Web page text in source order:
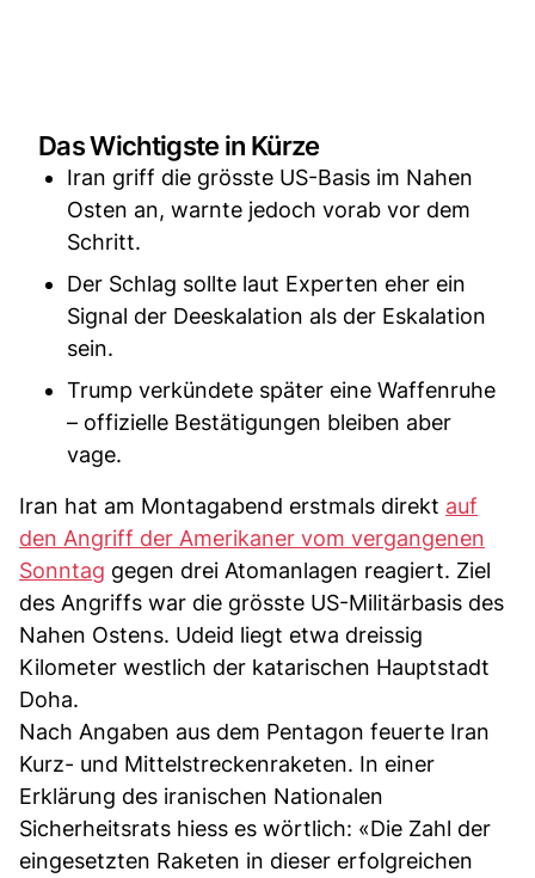
Das Wichtigste in Kürze
Iran griff die grösste US-Basis im Nahen
Osten an, warnte jedoch vorab vor dem
Schritt.
Der Schlag sollte laut Experten eher ein
Signal der Deeskalation als der Eskalation
sein.
Trump verkündete später eine Waffenruhe
– offizielle Bestätigungen bleiben aber
vage.
Iran hat am Montagabend erstmals direkt auf
den Angriff der Amerikaner vom vergangenen
Sonntag gegen drei Atomanlagen reagiert. Ziel
des Angriffs war die grösste US-Militärbasis des
Nahen Ostens. Udeid liegt etwa dreissig
Kilometer westlich der katarischen Hauptstadt
Doha.
Nach Angaben aus dem Pentagon feuerte Iran
Kurz- und Mittelstreckenraketen. In einer
Erklärung des iranischen Nationalen
Sicherheitsrats hiess es wörtlich: «Die Zahl der
eingesetzten Raketen in dieser erfolgreichen